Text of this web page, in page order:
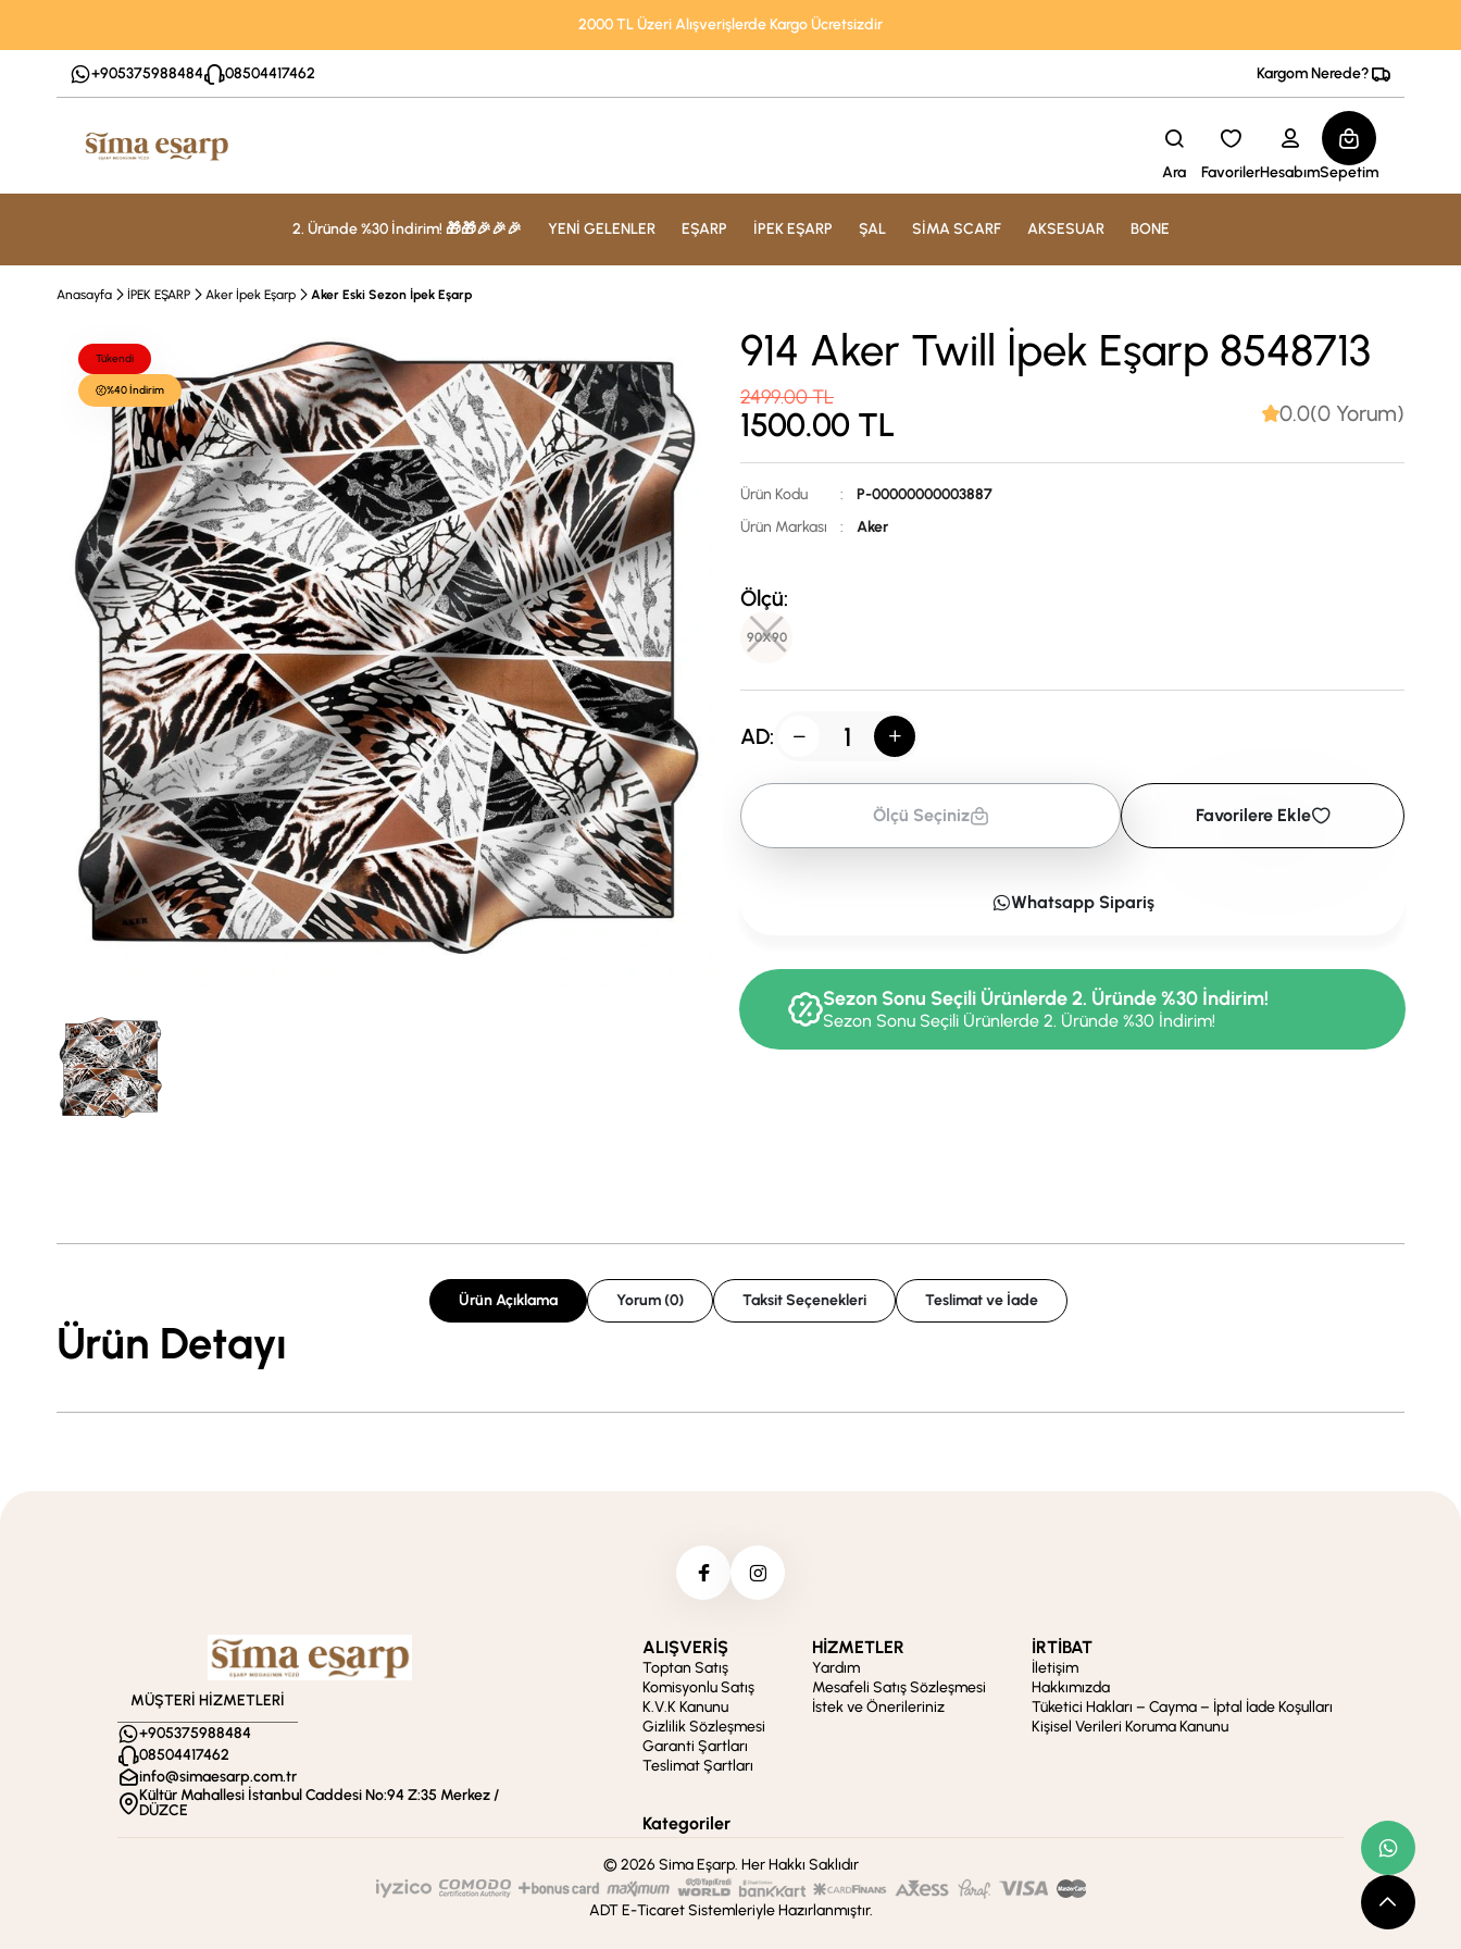
2000 TL Üzeri Alışverişlerde Kargo Ücretsizdir
+905375988484 08504417462 Kargom Nerede?
Ara FavorilerHesabımSepetim
2. Üründe %30 İndirim! 🎁🎁🎉🎉🎉 YENİ GELENLER EŞARP İPEK EŞARP ŞAL SİMA SCARF AKSESUAR BONE
Anasayfa İPEK EŞARP Aker İpek Eşarp Aker Eski Sezon İpek Eşarp
Tükendi
%40 İndirim
914 Aker Twill İpek Eşarp 8548713
2499.00TL
1500.00 TL 0.0(0 Yorum)
Ürün Kodu :
P-00000000003887
Ürün Markası
: Aker
Ölçü:
90X90
AD:
Ölçü Seçiniz Favorilere Ekle
Whatsapp Sipariş
Sezon Sonu Seçili Ürünlerde 2. Üründe %30 İndirim!
Sezon Sonu Seçili Ürünlerde 2. Üründe %30 İndirim!
Ürün Açıklama Yorum (0) Taksit Seçenekleri Teslimat ve İade
Ürün Detayı
MÜŞTERİ HİZMETLERİ
+905375988484
08504417462
info@simaesarp.com.tr
Kültür Mahallesi İstanbul Caddesi No:94 Z:35 Merkez /
DÜZCE
ALIŞVERİŞ
Toptan Satış
Komisyonlu Satış
K.V.K Kanunu
Gizlilik Sözleşmesi
Garanti Şartları
Teslimat Şartları
HİZMETLER
Yardım
Mesafeli Satış Sözleşmesi
İstek ve Önerileriniz
İRTİBAT
İletişim
Hakkımızda
Tüketici Hakları – Cayma – İptal İade Koşulları
Kişisel Verileri Koruma Kanunu
Kategoriler
© 2026 Sima Eşarp. Her Hakkı Saklıdır
ADT E-Ticaret Sistemleriyle Hazırlanmıştır.